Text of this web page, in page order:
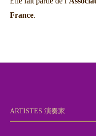
France.
ARTISTES 演奏家